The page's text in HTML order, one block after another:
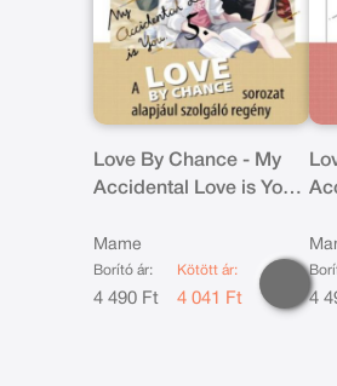
Love By Chance - My
Accidental Love is You
Mame
Borító ár:
4 490 Ft
Kötött ár:
4 041 Ft 4